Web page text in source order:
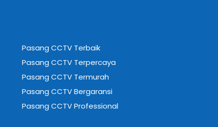
Pasang CCTV Terbaik
Pasang CCTV Terpercaya
Pasang CCTV Termurah
Pasang CCTV Bergaransi
Pasang CCTV Professional